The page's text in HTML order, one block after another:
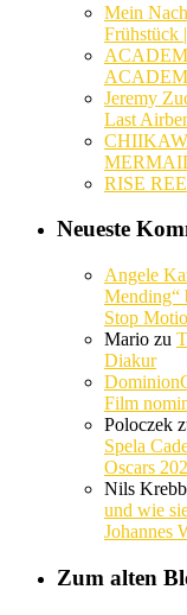
Mein
Frühstück
Jeremy
Last
RISE
Neueste
Angele
Mending“
Stop
Mario zu
Diakur
Film
Poloczek
Spela
Oscars
Nils
und wie
Johannes
Zum alten